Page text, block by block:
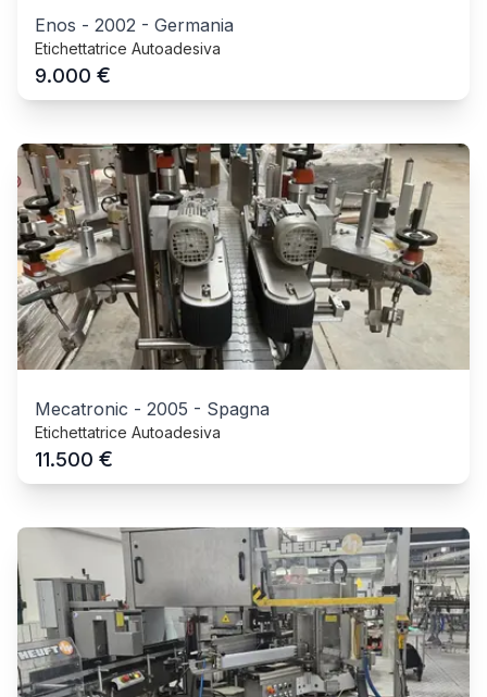
Enos - 2002 - Germania
Etichettatrice Autoadesiva
9.000 €
Mecatronic - 2005 - Spagna
Etichettatrice Autoadesiva
11.500 €